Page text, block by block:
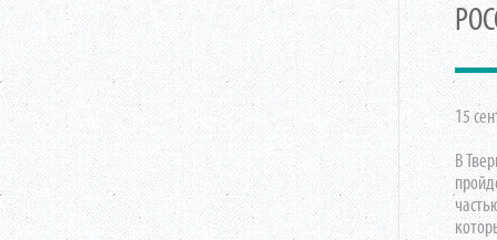
15
В